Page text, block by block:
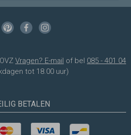
Vragen? E-mail of bel 085 - 401 04
tot 18.00 uur)
BETALEN